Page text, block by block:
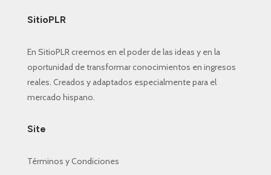
SitioPLR
En SitioPLR creemos en el poder de las ideas y en la
oportunidad de transformar conocimientos en ingresos
reales. Creados y adaptados especialmente para el
mercado hispano.
Site
Términos y Condiciones